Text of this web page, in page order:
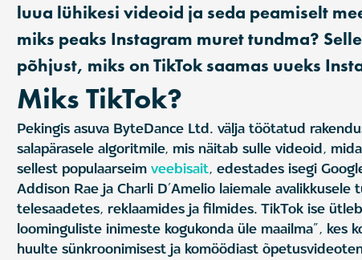
luua lühikesi videoid ja seda peamiselt
miks peaks Instagram muret tundma?
põhjust, miks on TikTok saamas uueks
Miks TikTok?
Pekingis asuva ByteDance Ltd. välja töötatud
salapärasele algoritmile, mis näitab sulle videoid,
sellest populaarseimveebisait, edestades isegi
Addison Rae ja Charli D’Amelio laiemale
telesaadetes, reklaamides ja filmides. TikTok ise
loominguliste inimeste kogukonda üle maailma”,
huulte sünkroonimisest ja komöödiast